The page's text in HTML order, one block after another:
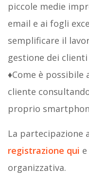
piccole medie
email e ai fogli
semplificare il
gestione dei clienti
♦Come è possibile
cliente
proprio
La partecipazione
registrazione qui
organizzativa.